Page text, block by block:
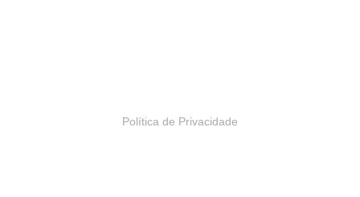
Política de Privacidade